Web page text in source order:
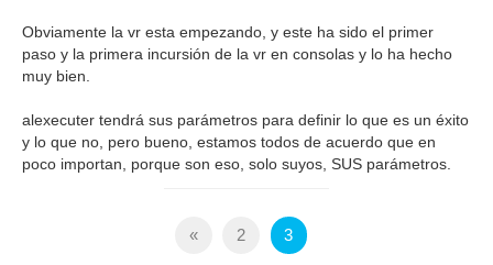
Obviamente la vr esta empezando, y este ha sido el primer
paso y la primera incursión de la vr en consolas y lo ha hecho
muy bien.
alexecuter tendrá sus parámetros para definir lo que es un éxito
y lo que no, pero bueno, estamos todos de acuerdo que en
poco importan, porque son eso, solo suyos, SUS parámetros.
« 2 3